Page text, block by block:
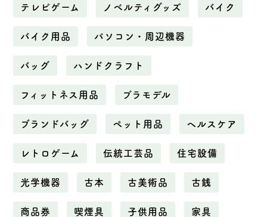
テレビゲーム ノベルティグッズ バイク
バイク用品 パソコン・周辺機器
バッグ ハンドクラフト
フィットネス用品 プラモデル
ブランドバッグ ペット用品 ヘルスケア
レトロゲーム 伝統工芸品 住宅設備
光学機器 古本 古美術品 古銭
商品券 喫煙具 子供用品 家具